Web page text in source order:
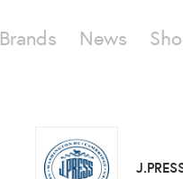
Brands News